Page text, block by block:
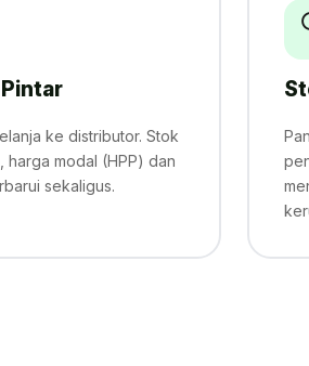
ke distributor. Stok
harga modal (HPP) dan
sekaligus.